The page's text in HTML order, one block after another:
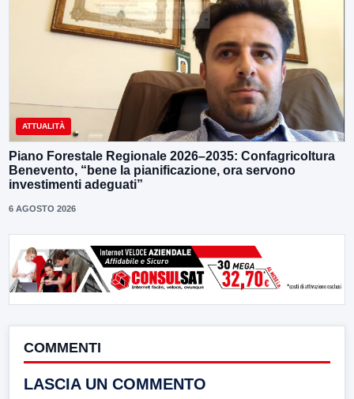
ATTUALITÀ
Piano Forestale Regionale 2026–2035: Confagricoltura
Benevento, “bene la pianificazione, ora servono
investimenti adeguati”
6 AGOSTO 2026
COMMENTI
LASCIA UN COMMENTO